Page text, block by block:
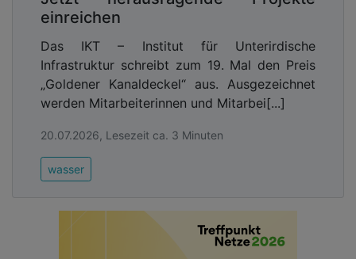
einreichen
Das IKT – Institut für Unterirdische
Infrastruktur schreibt zum 19. Mal den Preis
„Goldener Kanaldeckel“ aus. Ausgezeichnet
werden Mitarbeiterinnen und Mitarbei[...]
20.07.2026, Lesezeit ca. 3 Minuten
wasser